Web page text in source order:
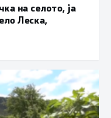
на селото, ја
Леска,